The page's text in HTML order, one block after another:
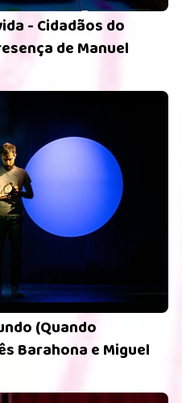
- Cidadãos do
de Manuel
(Quando
Barahona e Miguel